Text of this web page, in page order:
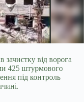
від ворога
425 штурмового
під контроль